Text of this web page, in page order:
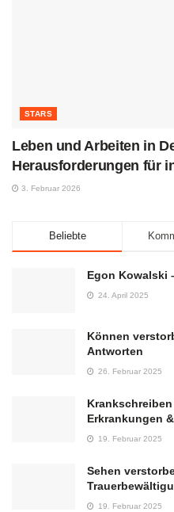
STARS
Leben und Arbeiten in
Herausforderungen für
3. Februar 2026
Beliebte
Egon Kowalski
24. April 2025
Können
Antworten
26. Februar 2025
Erkrankungen
19. Februar 2025
Sehen
19. Februar 2025